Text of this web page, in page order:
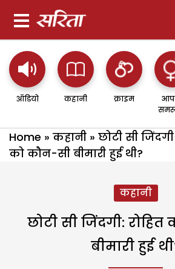
ऑडियो कहानी क्राइम
Home » कहानी » छोटी सी
को कौन-सी बीमारी हुई थी?
कहानी
छोटी सी जिंदगी:
बीमारी हुई